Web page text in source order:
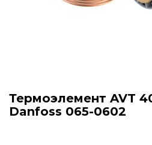
Термоэлемент AVT
Danfoss 065-0602